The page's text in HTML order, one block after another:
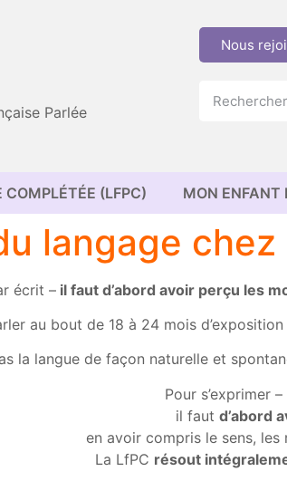
Parlée
Nous
COMPLÉTÉE (LFPC) MON ENFANT
langage
écrit – il faut d’abord avoir perçu les
au bout de 18 à 24 mois
la langue de façon naturelle et
Pour s’exprimer
il faut d’abord
en avoir compris le sens,
La LfPC résout